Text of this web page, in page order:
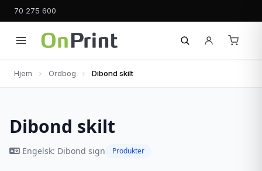
70 275 600
Hjem Ordbog Dibond skilt
Dibond skilt
Engelsk: Dibond sign Produkter